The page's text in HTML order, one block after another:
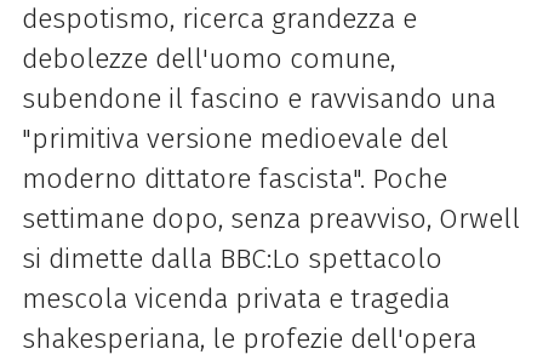
despotismo, ricerca grandezza e
debolezze dell'uomo comune,
subendone il fascino e ravvisando una
"primitiva versione medioevale del
moderno dittatore fascista". Poche
settimane dopo, senza preavviso, Orwell
si dimette dalla BBC:Lo spettacolo
mescola vicenda privata e tragedia
shakesperiana, le profezie dell'opera